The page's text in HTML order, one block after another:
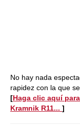
No hay nada
rapidez con la que
[Haga clic aquí
Kramnik R11... ]